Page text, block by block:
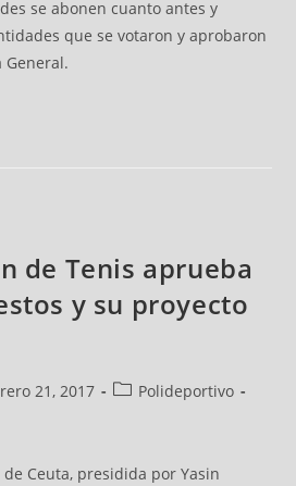
se abonen cuanto antes y
que se votaron y aprobaron
General.
de Tenis aprueba
y su proyecto
21, 2017
Polideportivo
Ceuta, presidida por Yasin